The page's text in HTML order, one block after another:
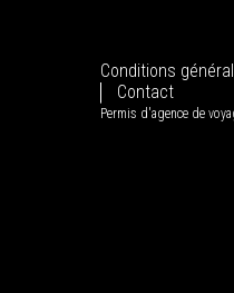
Conditions
Contact
Permis d'agence de